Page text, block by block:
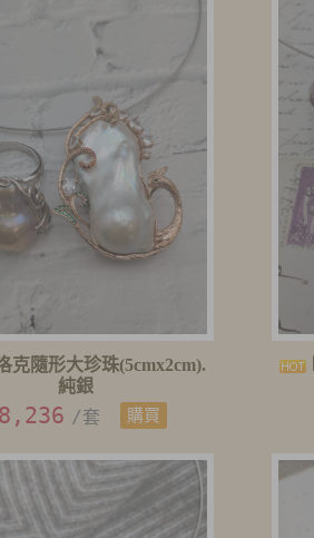
克隨形大珍珠(5cmx2cm).
純銀
/套 購買